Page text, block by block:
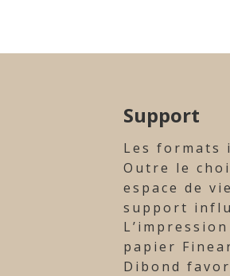
Support
Les formats
Outre le
espace de
support
papier
Dibond